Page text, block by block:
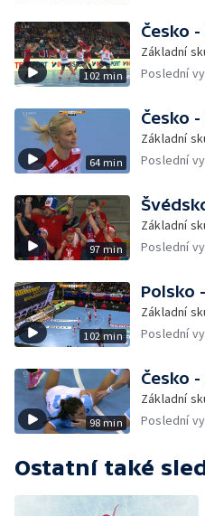
102 min
Česko
Základní
Poslední
64 min
Česko
Základní
Poslední
97 min
Základní
Poslední
102 min
Polsko
Základní
Poslední
98 min
Česko
Základní
Poslední
Ostatní také